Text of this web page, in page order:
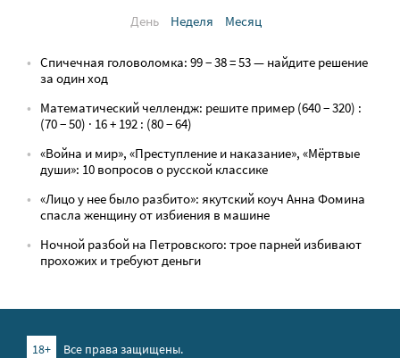
День
Неделя Месяц
Спичечная головоломка: 99 − 38 = 53 — найдите решение
за один ход
Математический челлендж: решите пример (640 − 320) :
(70 − 50) · 16 + 192 : (80 − 64)
«Война и мир», «Преступление и наказание», «Мёртвые
души»: 10 вопросов о русской классике
«Лицо у нее было разбито»: якутский коуч Анна Фомина
спасла женщину от избиения в машине
Ночной разбой на Петровского: трое парней избивают
прохожих и требуют деньги
18+
Все права защищены.